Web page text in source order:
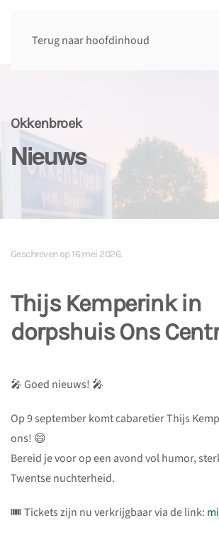
Terug naar hoofdinhoud
Okkenbroek
Nieuws
Geschreven op16 mei 2026.
Thijs Kemperink in
dorpshuis Ons
🎤 Goed nieuws! 🎤
Op 9 september komt cabaretier Thijs
ons! 😄
Bereid je voor op een avond vol humor,
Twentse nuchterheid.
🎟️ Tickets zijn nu verkrijgbaar via de link: